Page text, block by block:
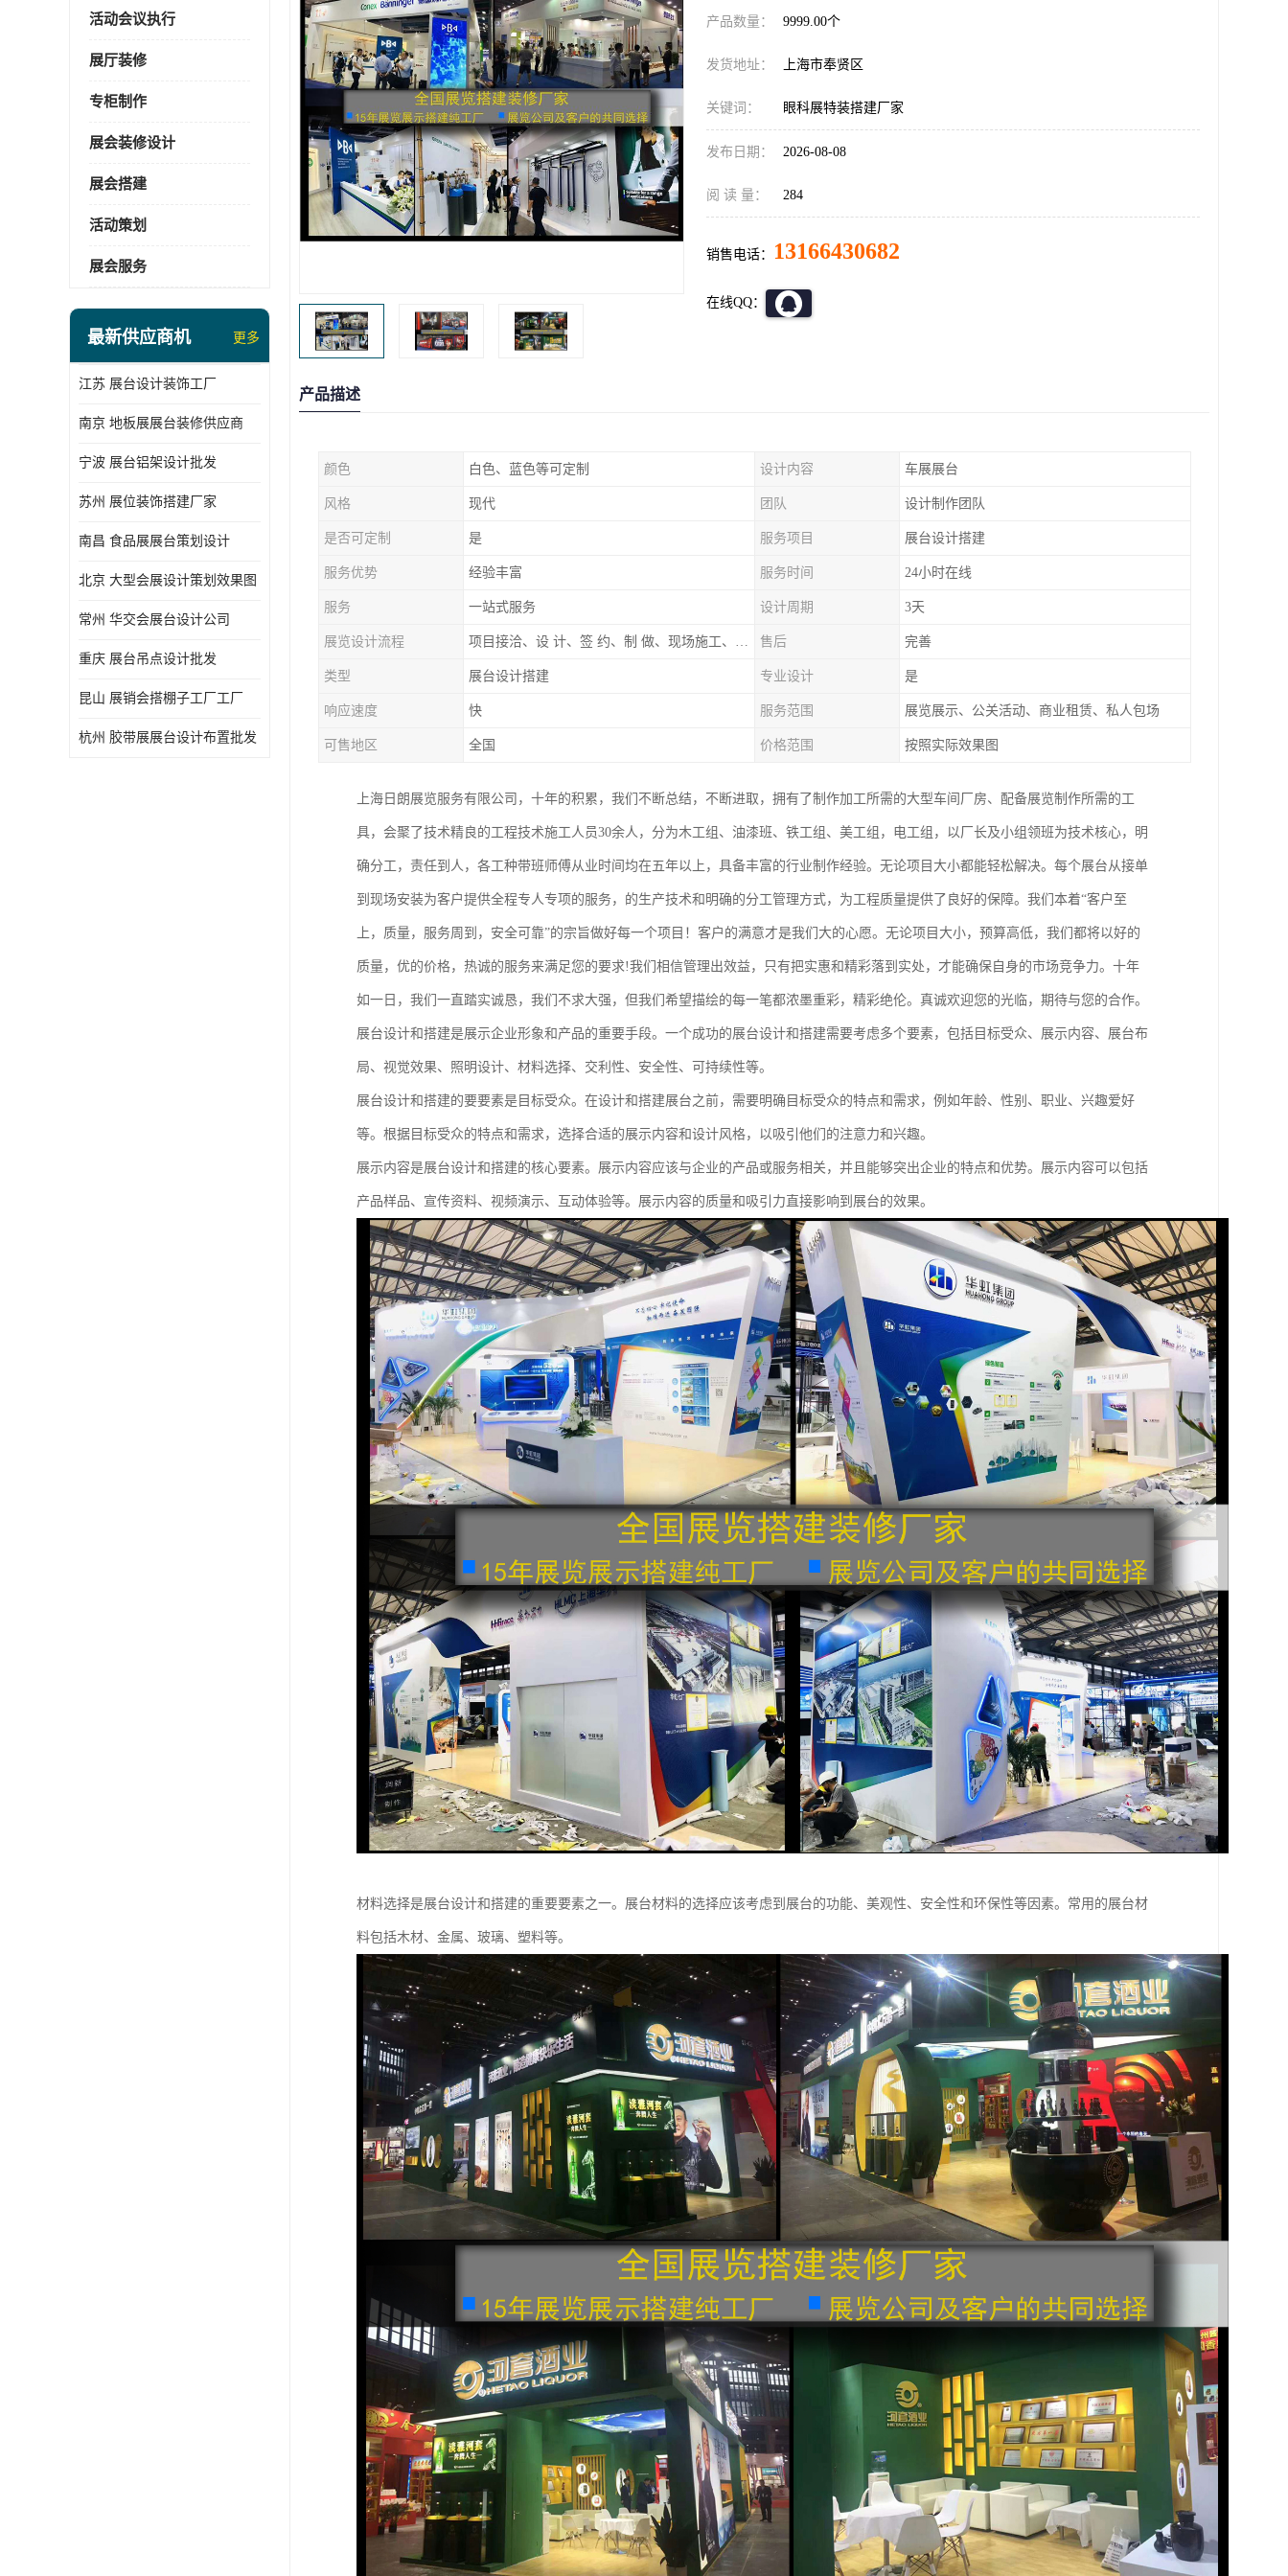
活动会议执行
展厅装修
专柜制作
展会装修设计
展会搭建
活动策划
展会服务
最新供应商机 更多
江苏 展台设计装饰工厂
南京 地板展展台装修供应商
宁波 展台铝架设计批发
苏州 展位装饰搭建厂家
南昌 食品展展台策划设计
北京 大型会展设计策划效果图
常州 华交会展台设计公司
重庆 展台吊点设计批发
昆山 展销会搭棚子工厂工厂
杭州 胶带展展台设计布置批发
产品数量： 9999.00个
发货地址： 上海市奉贤区
关键词： 眼科展特装搭建厂家
发布日期： 2026-08-08
阅 读 量： 284
销售电话： 13166430682
在线QQ：
产品描述
颜色 白色、蓝色等可定制 设计内容 车展展台
风格 现代 团队 设计制作团队
是否可定制 是 服务项目 展台设计搭建
服务优势 经验丰富 服务时间 24小时在线
服务 一站式服务 设计周期 3天
展览设计流程 项目接洽、设 计、签 约、制 做、现场施工、展期服务、后续跟踪 售后 完善
类型 展台设计搭建 专业设计 是
响应速度 快 服务范围 展览展示、公关活动、商业租赁、私人包场
可售地区 全国 价格范围 按照实际效果图
上海日朗展览服务有限公司，十年的积累，我们不断总结，不断进取，拥有了制作加工所需的大型车间厂房、配备展览制作所需的工
具，会聚了技术精良的工程技术施工人员30余人，分为木工组、油漆班、铁工组、美工组，电工组，以厂长及小组领班为技术核心，明
确分工，责任到人，各工种带班师傅从业时间均在五年以上，具备丰富的行业制作经验。无论项目大小都能轻松解决。每个展台从接单
到现场安装为客户提供全程专人专项的服务，的生产技术和明确的分工管理方式，为工程质量提供了良好的保障。我们本着“客户至
上，质量，服务周到，安全可靠”的宗旨做好每一个项目！客户的满意才是我们大的心愿。无论项目大小，预算高低，我们都将以好的
质量，优的价格，热诚的服务来满足您的要求!我们相信管理出效益，只有把实惠和精彩落到实处，才能确保自身的市场竞争力。十年
如一日，我们一直踏实诚恳，我们不求大强，但我们希望描绘的每一笔都浓墨重彩，精彩绝伦。真诚欢迎您的光临，期待与您的合作。
展台设计和搭建是展示企业形象和产品的重要手段。一个成功的展台设计和搭建需要考虑多个要素，包括目标受众、展示内容、展台布
局、视觉效果、照明设计、材料选择、交利性、安全性、可持续性等。
展台设计和搭建的要要素是目标受众。在设计和搭建展台之前，需要明确目标受众的特点和需求，例如年龄、性别、职业、兴趣爱好
等。根据目标受众的特点和需求，选择合适的展示内容和设计风格，以吸引他们的注意力和兴趣。
展示内容是展台设计和搭建的核心要素。展示内容应该与企业的产品或服务相关，并且能够突出企业的特点和优势。展示内容可以包括
产品样品、宣传资料、视频演示、互动体验等。展示内容的质量和吸引力直接影响到展台的效果。
材料选择是展台设计和搭建的重要要素之一。展台材料的选择应该考虑到展台的功能、美观性、安全性和环保性等因素。常用的展台材
料包括木材、金属、玻璃、塑料等。